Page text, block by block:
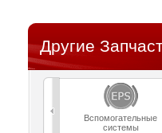
Другие
Вспомогательные
системы